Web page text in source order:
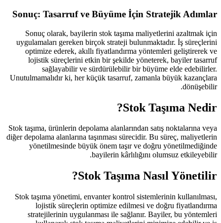
Sonuç: Tasarruf ve
Sonuç olarak, bayilerin stok
uygulamaları gereken birçok
optimize ederek, akıllı
lojistik süreçlerini etkin bir
sağlayabilir ve
Unutulmamalıdır ki, her küçük
Stok taşıma, ürünlerin depolama
diğer depolama alanlarına
yönetilmesinde büyük önem
bayilerin
Stok
Stok taşıma yönetimi, envanter
lojistik süreçlerin optimize
stratejilerinin uygulanması ile